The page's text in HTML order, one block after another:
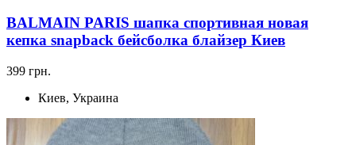
BALMAIN PARIS шапка спортивная новая
кепка snapback бейсболка блайзер Киев
399 грн.
Киев, Украина